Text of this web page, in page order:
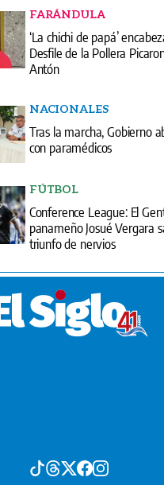
FARÁNDULA
‘La chichi de papá’
Desfile de la Pollera
Antón
NACIONALES
Tras la marcha, Gobierno
con paramédicos
FÚTBOL
Conference League: El
panameño Josué Vergara
triunfo de nervios